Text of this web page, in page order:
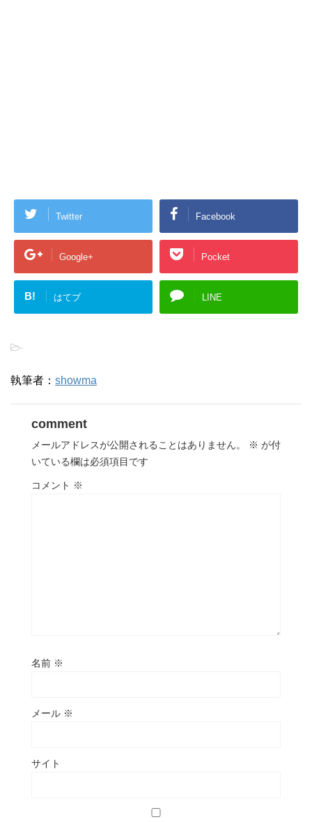
Twitter Facebook
Google+ Pocket
B! はてブ LINE
-
執筆者： showma
comment
メールアドレスが公開されることはありません。 ※ が付
いている欄は必須項目です
コメント ※
名前 ※
メール ※
サイト